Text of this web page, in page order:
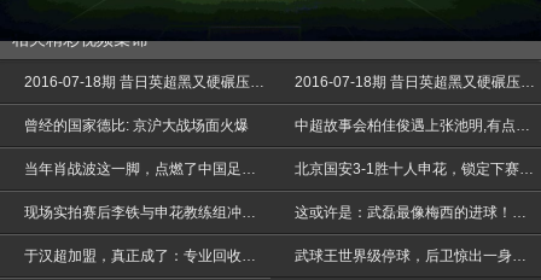
>
相关精彩视频集锦
2016-07-18期 昔日英超黑又硬碾压对手球门 如今断腿危及职业生涯 2016-07-18期 昔日英超黑又硬碾压对手球门 如今断腿危及职业生涯
曾经的国家德比: 京沪大战场面火爆 中超故事会柏佳俊遇上张池明,有点小冲突
当年肖战波这一脚，点燃了中国足坛最大规模的球场冲突 北京国安3-1胜十人申花，锁定下赛季亚冠名额，回看精彩4粒进球
现场实拍赛后李铁与申花教练组冲突过程，李铁有没有动手一目了然 这或许是：武磊最像梅西的进球！中国球迷开启震动模式
于汉超加盟，真正成了：专业回收恒大“淘汰”球员，瞬间成了霸主 武球王世界级停球，后卫惊出一身冷汗！